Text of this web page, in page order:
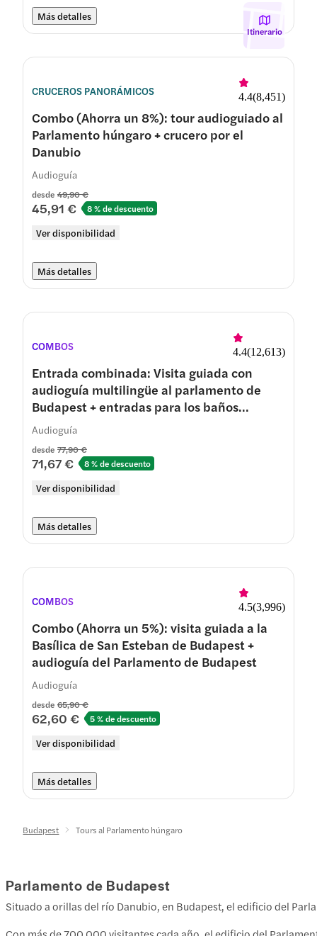
Más detalles
Itinerario
CRUCEROS PANORÁMICOS 4.4(8,451)
Combo (Ahorra un 8%): tour audioguiado al
Parlamento húngaro + crucero por el
Danubio
desde 49,90 €
45,91 € 8 % de descuento
Ver disponibilidad
Audioguía
Más detalles
COMBOS 4.4(12,613)
Entrada combinada: Visita guiada con
audioguía multilingüe al parlamento de
Budapest + entradas para los baños
termales Széchenyi
desde 77,90 €
71,67 € 8 % de descuento
Ver disponibilidad
Audioguía
Más detalles
COMBOS 4.5(3,996)
Combo (Ahorra un 5%): visita guiada a la
Basílica de San Esteban de Budapest +
audioguía del Parlamento de Budapest
desde 65,90 €
62,60 € 5 % de descuento
Ver disponibilidad
Audioguía
Más detalles
Budapest Tours al Parlamento húngaro
Parlamento de Budapest
Situado a orillas del río Danubio, en Budapest, el edificio del